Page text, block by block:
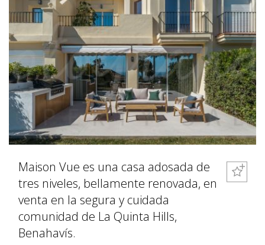
Maison Vue es una casa adosada de
tres niveles, bellamente renovada, en
venta en la segura y cuidada
comunidad de La Quinta Hills,
Benahavís.